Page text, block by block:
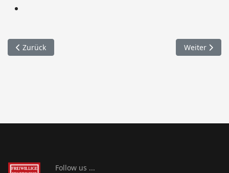
Vorheriger Beitrag: 032. Kleintierrettung
Zurück Nächster
Weiter
Follow us ...